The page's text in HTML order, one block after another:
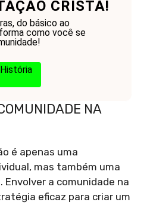
CRISTÃ!
do básico ao
como você se
NA
é apenas uma
mas também uma
a comunidade na
eficaz para criar um